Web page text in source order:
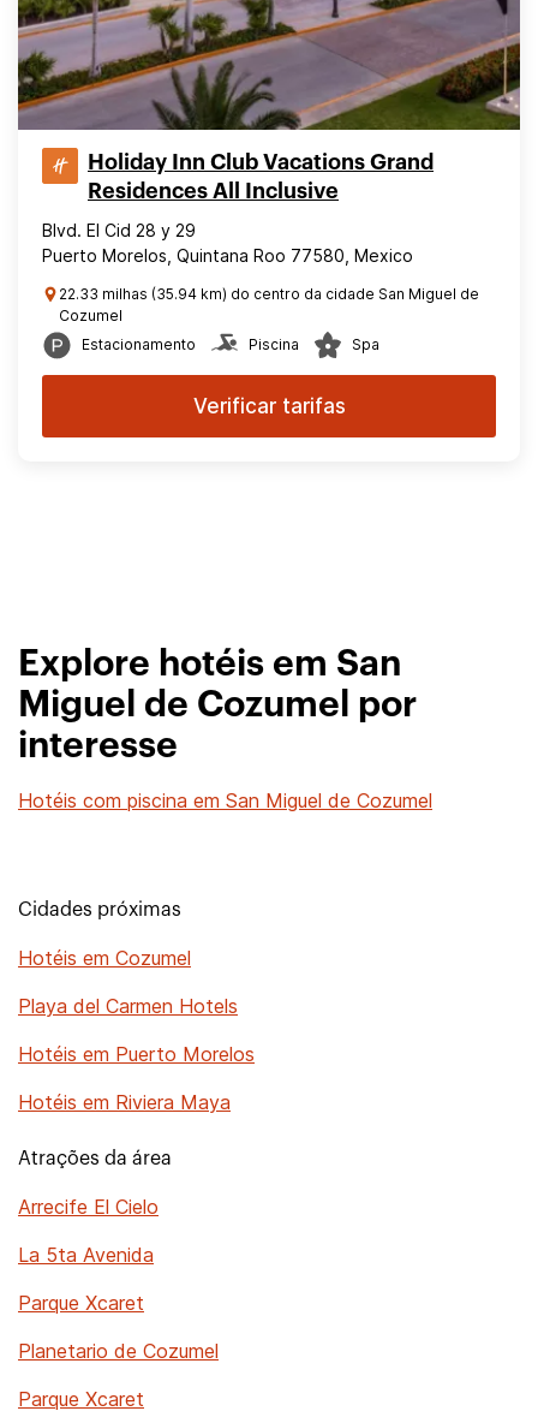
Holiday Inn Club Vacations Grand
Residences All Inclusive
Blvd. El Cid 28 y 29
Puerto Morelos, Quintana Roo 77580, Mexico
22.33 milhas (35.94 km) do centro da cidade San Miguel de
Cozumel
Estacionamento
Piscina Spa
Verificar tarifas
Explore hotéis em San
Miguel de Cozumel por
interesse
Hotéis com piscina em San Miguel de Cozumel
Cidades próximas
Hotéis em Cozumel
Playa del Carmen Hotels
Hotéis em Puerto Morelos
Hotéis em Riviera Maya
Atrações da área
Arrecife El Cielo
La 5ta Avenida
Parque Xcaret
Planetario de Cozumel
Parque Xcaret